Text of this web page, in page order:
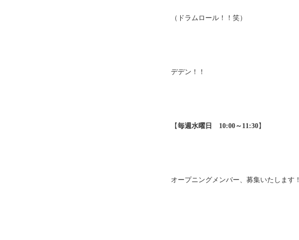
（ドラムロール！！笑）
デデン！！
【毎週水曜日 10:00～11:30】
オープニングメンバー、募集いたします！